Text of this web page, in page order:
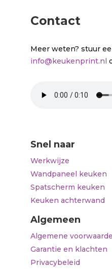
Contact
Meer weten? stuur
info@keukenprint.nl
Snel naar
Werkwijze
Wandpaneel keuken
Spatscherm keuken
Keuken achterwand
Algemeen
Algemene
Garantie en klachten
Privacybeleid